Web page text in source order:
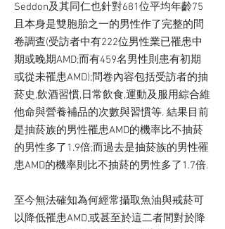
Seddon及其同仁也針對681位平均年齡75
且本身是雙胞胎之一的男性作了完整的問
卷調查(受訪者中有222位男性業已罹患中
期或晚期AMD;而有459名男性則患有初期
或從未罹患AMD);問卷內容包括受訪者的抽
菸史,飲酒習慣,日常飲食,運動及服用綜合維
他命與營養補品的次數與習慣等. 結果目前
是抽菸族的男性罹患AMD的機率比不抽菸
的男性多了1.9倍;而過去是抽菸族的男性罹
患AMD的機率則比不抽菸的男性多了1.7倍.
至今無法確知為何經常攝取魚油與戒菸可
以降低罹患AMD,或甚至於這二者間對於降